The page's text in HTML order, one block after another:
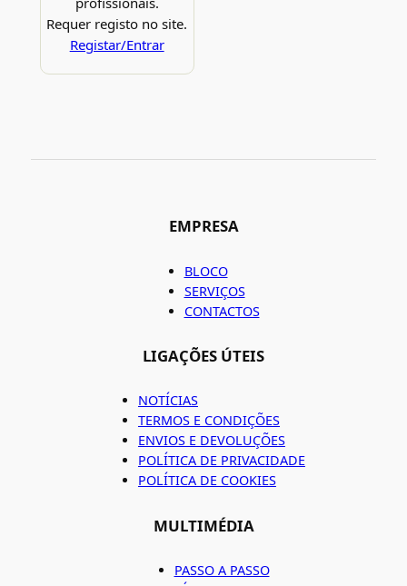
Requer registo no site.
Registar/Entrar
EMPRESA
BLOCO
SERVIÇOS
CONTACTOS
LIGAÇÕES ÚTEIS
NOTÍCIAS
TERMOS E CONDIÇÕES
ENVIOS E DEVOLUÇÕES
POLÍTICA DE PRIVACIDADE
POLÍTICA DE COOKIES
MULTIMÉDIA
PASSO A PASSO